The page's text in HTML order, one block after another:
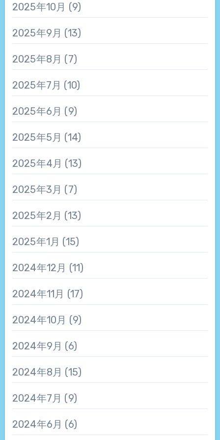
2025年10月 (9)
2025年9月 (13)
2025年8月 (7)
2025年7月 (10)
2025年6月 (9)
2025年5月 (14)
2025年4月 (13)
2025年3月 (7)
2025年2月 (13)
2025年1月 (15)
2024年12月 (11)
2024年11月 (17)
2024年10月 (9)
2024年9月 (6)
2024年8月 (15)
2024年7月 (9)
2024年6月 (6)